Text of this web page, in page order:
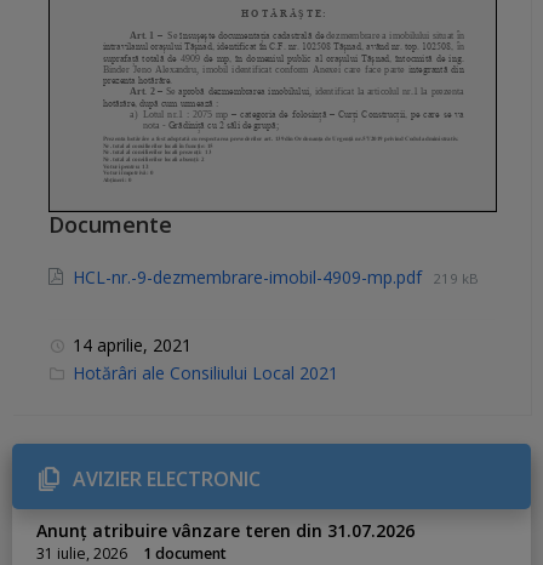
Documente
HCL-nr.-9-dezmembrare-imobil-4909-mp.pdf 219 kB
14 aprilie, 2021
C
r
i
e
s
Hotărâri ale Consiliului Local 2021
AVIZIER ELECTRONIC
Anunț atribuire vânzare teren din 31.07.2026
31 iulie, 2026 1 document